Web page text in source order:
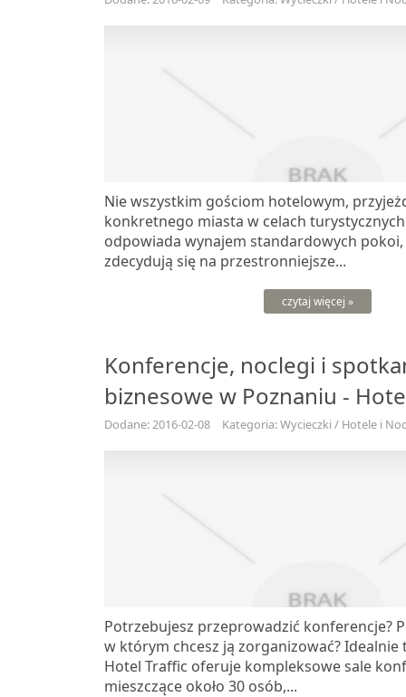
Nie wszystkim gościom hotelowym,
konkretnego miasta w celach
odpowiada wynajem standardowych pokoi,
zdecydują się na przestronniejsze...
czytaj więcej »
Konferencje, noclegi i
biznesowe w Poznaniu -
Dodane: 2016-02-08 Kategoria: Wycieczki / Hotele i
Potrzebujesz przeprowadzić konferencje?
w którym chcesz ją zorganizować? Idealnie
Hotel Traffic oferuje kompleksowe sale
mieszczące około 30 osób,...